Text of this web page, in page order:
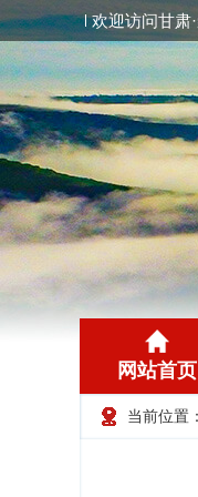
欢迎访问甘肃
网站首页
当前位置：